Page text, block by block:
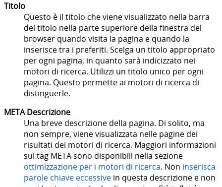
Titolo
Questo è il titolo che viene visualizzato nella barra
del titolo nella parte superiore della finestra del
browser quando visita la pagina e quando la
inserisce tra i preferiti. Scelga un titolo appropriato
per ogni pagina, in quanto sarà indicizzato nei
motori di ricerca. Utilizzi un titolo unico per ogni
pagina. Questo permette ai motori di ricerca di
distinguerle.
META Descrizione
Una breve descrizione della pagina. Di solito, ma
non sempre, viene visualizzata nelle pagine dei
risultati dei motori di ricerca. Maggiori informazioni
sui tag META sono disponibili nella sezione
ottimizzazione per i motori di ricerca. Non inserisca
parole chiave eccessive in questa descrizione e non